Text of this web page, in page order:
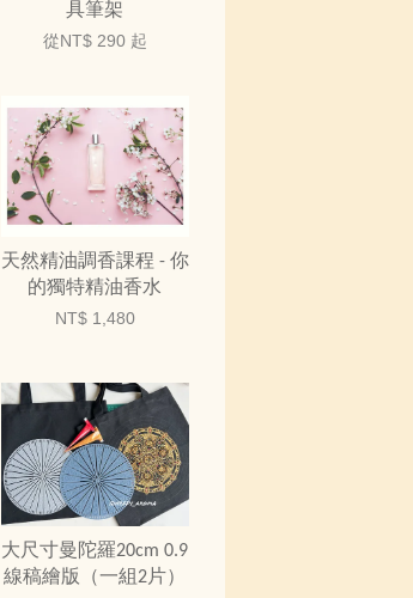
具筆架
從 NT$ 290 起
天然精油調香課程 - 你
的獨特精油香水
NT$ 1,480
大尺寸曼陀羅20cm 0.9
線稿繪版（一組2片）